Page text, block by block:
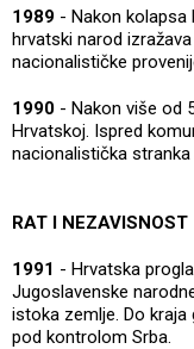
1989 - Nakon
hrvatski narod
nacionalističke
1990 - Nakon više od
Hrvatskoj. Ispred
nacionalistička
RAT I NEZAVISNOST
1991 - Hrvatska
Jugoslavenske
istoka zemlje. Do
pod kontrolom Srba.